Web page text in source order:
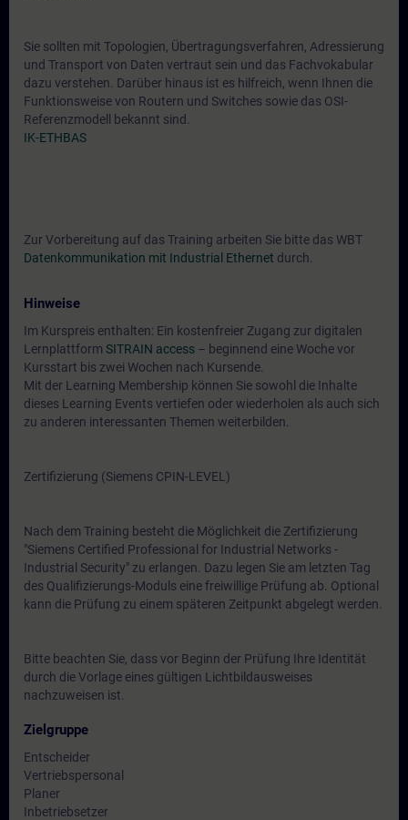
Sie sollten mit Topologien, Übertragungsverfahren, Adressierung
und Transport von Daten vertraut sein und das Fachvokabular
dazu verstehen. Darüber hinaus ist es hilfreich, wenn Ihnen die
Funktionsweise von Routern und Switches sowie das OSI-
Referenzmodell bekannt sind.
IK-ETHBAS
Zur Vorbereitung auf das Training arbeiten Sie bitte das WBT
Datenkommunikation mit Industrial Ethernet durch.
Hinweise
Im Kurspreis enthalten: Ein kostenfreier Zugang zur digitalen
Lernplattform SITRAIN access – beginnend eine Woche vor
Kursstart bis zwei Wochen nach Kursende.
Mit der Learning Membership können Sie sowohl die Inhalte
dieses Learning Events vertiefen oder wiederholen als auch sich
zu anderen interessanten Themen weiterbilden.
Zertifizierung (Siemens CPIN-LEVEL)
Nach dem Training besteht die Möglichkeit die Zertifizierung
"Siemens Certified Professional for Industrial Networks -
Industrial Security" zu erlangen. Dazu legen Sie am letzten Tag
des Qualifizierungs-Moduls eine freiwillige Prüfung ab. Optional
kann die Prüfung zu einem späteren Zeitpunkt abgelegt werden.
Bitte beachten Sie, dass vor Beginn der Prüfung Ihre Identität
durch die Vorlage eines gültigen Lichtbildausweises
nachzuweisen ist.
Zielgruppe
Entscheider
Vertriebspersonal
Planer
Inbetriebsetzer